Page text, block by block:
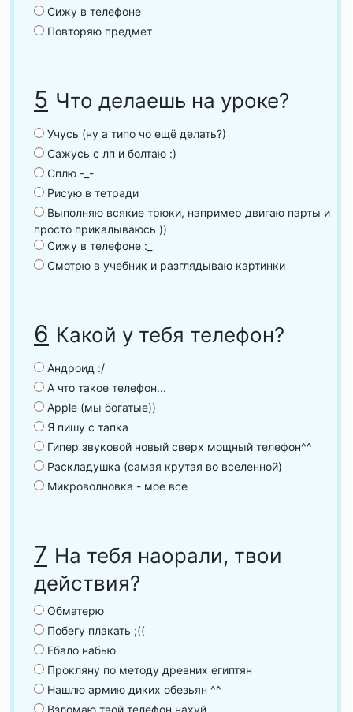
Сижу в телефоне
Повторяю предмет
5 Что делаешь на уроке?
Учусь (ну а типо чо ещё делать?)
Сажусь с лп и болтаю :)
Сплю -_-
Рисую в тетради
Выполняю всякие трюки, например двигаю парты и
просто прикалываюсь ))
Сижу в телефоне :_
Смотрю в учебник и разглядываю картинки
6 Какой у тебя телефон?
Андроид :/
А что такое телефон...
Apple (мы богатые))
Я пишу с тапка
Гипер звуковой новый сверх мощный телефон^^
Раскладушка (самая крутая во вселенной)
Микроволновка - мое все
7 На тебя наорали, твои
действия?
Обматерю
Побегу плакать ;((
Ебало набью
Прокляну по методу древних египтян
Нашлю армию диких обезьян ^^
Взломаю твой телефон нахуй